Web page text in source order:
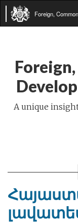
Foreign,
A unique